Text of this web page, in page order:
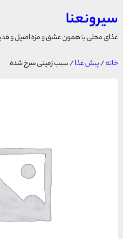
سیرونعنا
غذای محلی با همون عشق و مزه اصیل و
خانه/پیش غذا/ سیب زمینی سرخ شده